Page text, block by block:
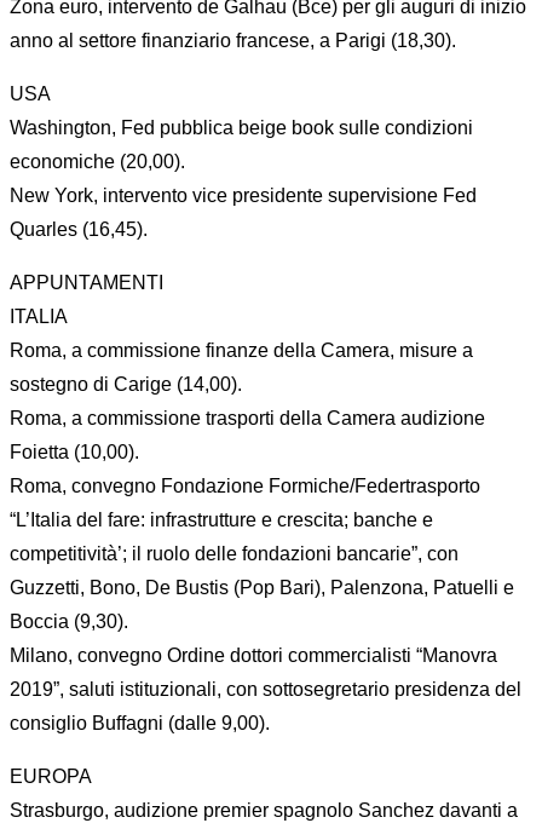
Zona euro, intervento de Galhau (Bce) per gli auguri di inizio
anno al settore finanziario francese, a Parigi (18,30).
USA
Washington, Fed pubblica beige book sulle condizioni
economiche (20,00).
New York, intervento vice presidente supervisione Fed
Quarles (16,45).
APPUNTAMENTI
ITALIA
Roma, a commissione finanze della Camera, misure a
sostegno di Carige (14,00).
Roma, a commissione trasporti della Camera audizione
Foietta (10,00).
Roma, convegno Fondazione Formiche/Federtrasporto
“L’Italia del fare: infrastrutture e crescita; banche e
competitività’; il ruolo delle fondazioni bancarie”, con
Guzzetti, Bono, De Bustis (Pop Bari), Palenzona, Patuelli e
Boccia (9,30).
Milano, convegno Ordine dottori commercialisti “Manovra
2019”, saluti istituzionali, con sottosegretario presidenza del
consiglio Buffagni (dalle 9,00).
EUROPA
Strasburgo, audizione premier spagnolo Sanchez davanti a